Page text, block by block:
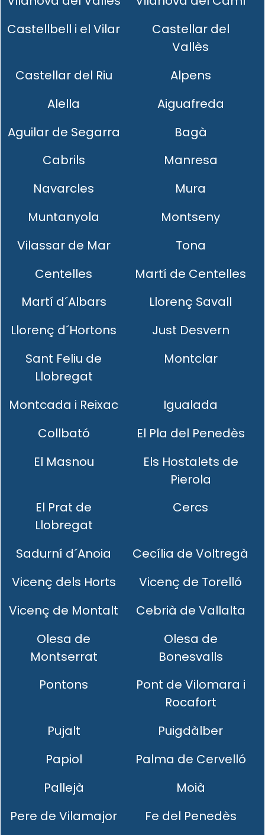
Castellbell i el Vilar
Castellar del
Vallès
Castellar del Riu
Alpens
Alella
Aiguafreda
Aguilar de Segarra
Bagà
Cabrils
Manresa
Navarcles
Mura
Muntanyola
Montseny
Vilassar de Mar
Tona
Centelles
Martí de Centelles
Martí d´Albars
Llorenç Savall
Llorenç d´Hortons
Just Desvern
Sant Feliu de
Llobregat
Montclar
Montcada i Reixac
Igualada
Collbató
El Pla del Penedès
El Masnou
Els Hostalets de
Pierola
El Prat de
Llobregat
Cercs
Sadurní d´Anoia
Cecília de Voltregà
Vicenç dels Horts
Vicenç de Torelló
Vicenç de Montalt
Cebrià de Vallalta
Olesa de
Montserrat
Olesa de
Bonesvalls
Pontons
Pont de Vilomara i
Rocafort
Pujalt
Puigdàlber
Papiol
Palma de Cervelló
Pallejà
Moià
Pere de Vilamajor
Fe del Penedès